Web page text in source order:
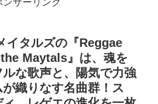
ンサーリンク
イタルズの『Reggae
Maytals』は、魂を
な歌声と、陽気で力強
織りなす名曲群！ス